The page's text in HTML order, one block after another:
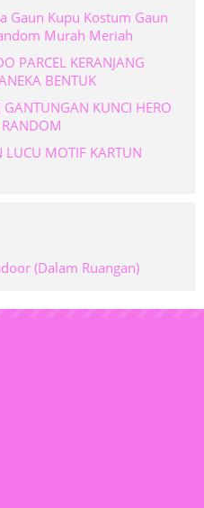
Gaun Kupu Kostum Gaun
Murah Meriah
PARCEL KERANJANG
BENTUK
GANTUNGAN KUNCI HERO
MOTIF KARTUN
(Dalam Ruangan)